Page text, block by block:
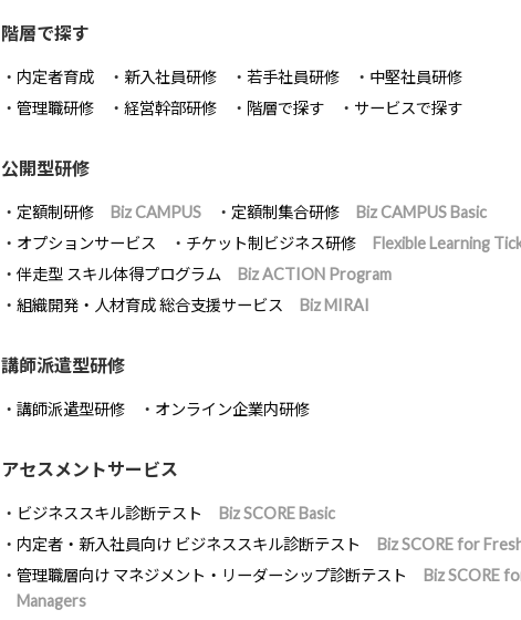
階層で探す
内定者育成 新入社員研修 若手社員研修
中堅社員研修
管理職研修
経営幹部研修 階層で探す サービスで探す
公開型研修
定額制研修 Biz CAMPUS 定額制集合研修
Biz CAMPUS Basic
オプションサービス
チケット制ビジネス研修
Flexible Learning
伴走型 スキル体得プログラム
Biz ACTION Program
組織開発・人材育成 総合支援サービス
Biz MIRAI
講師派遣型研修
講師派遣型研修 オンライン企業内研修
アセスメントサービス
ビジネススキル診断テスト
Biz SCORE Basic
内定者・新入社員向け ビジネススキル診断テスト
Biz SCORE for
管理職層向け マネジメント・リーダーシップ診断テスト
Biz SCORE
Managers